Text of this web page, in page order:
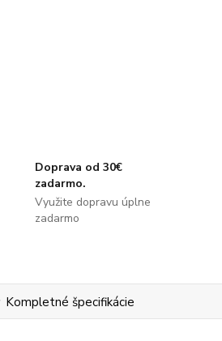
Doprava od 30€
zadarmo.
Využite dopravu úplne
zadarmo
Kompletné špecifikácie